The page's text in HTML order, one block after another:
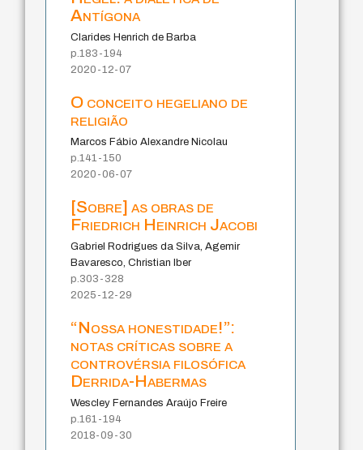
Antígona
Clarides Henrich de Barba
p.183-194
2020-12-07
O conceito hegeliano de
religião
Marcos Fábio Alexandre Nicolau
p.141-150
2020-06-07
[Sobre] as obras de
Friedrich Heinrich Jacobi
Gabriel Rodrigues da Silva, Agemir
Bavaresco, Christian Iber
p.303-328
2025-12-29
“Nossa honestidade!”:
notas críticas sobre a
controvérsia filosófica
Derrida-Habermas
Wescley Fernandes Araújo Freire
p.161-194
2018-09-30